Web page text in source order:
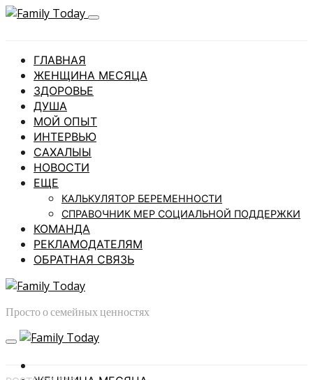
ГЛАВНАЯ
ЖЕНЩИНА МЕСЯЦА
ЗДОРОВЬЕ
ДУША
МОЙ ОПЫТ
ИНТЕРВЬЮ
САХАЛЫЫ
НОВОСТИ
ЕЩЕ
КАЛЬКУЛЯТОР БЕРЕМЕННОСТИ
СПРАВОЧНИК МЕР СОЦИАЛЬНОЙ ПОДДЕРЖКИ
КОМАНДА
РЕКЛАМОДАТЕЛЯМ
ОБРАТНАЯ СВЯЗЬ
Просто о семейных ценностях